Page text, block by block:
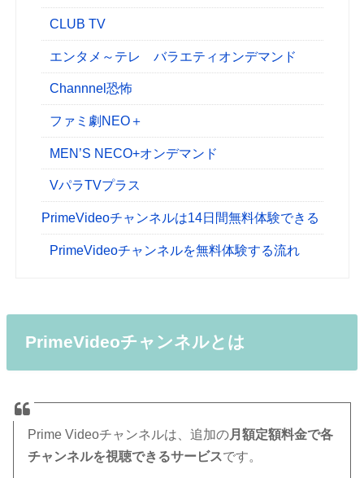
CLUB TV
エンタメ～テレ バラエティオンデマンド
Channnel恐怖
ファミ劇NEO＋
MEN’S NECO+オンデマンド
VパラTVプラス
PrimeVideoチャンネルは14日間無料体験できる
PrimeVideoチャンネルを無料体験する流れ
PrimeVideoチャンネルとは
Prime Videoチャンネルは、追加の月額定額料金で各
チャンネルを視聴できるサービスです。